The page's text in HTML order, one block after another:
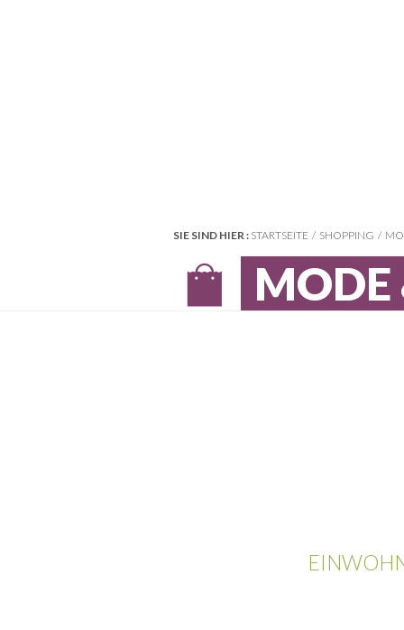
SIE SIND HIER : STARTSEITE SHOPPING
MODE